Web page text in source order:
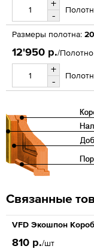
+
-
Размеры полотна:
12'950 р./Полотно
+
-
Связанные
VFD Экошпон
810 р./шт